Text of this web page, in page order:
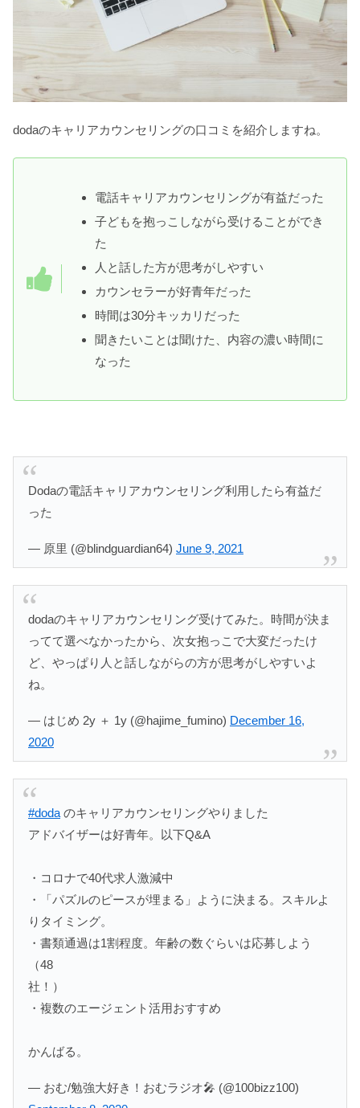
dodaのキャリアカウンセリングの口コミを紹介しますね。
電話キャリアカウンセリングが有益だった
子どもを抱っこしながら受けることができ
た
人と話した方が思考がしやすい
カウンセラーが好青年だった
時間は30分キッカリだった
聞きたいことは聞けた、内容の濃い時間に
なった
Dodaの電話キャリアカウンセリング利用したら有益だ
った
— 原里 (@blindguardian64) June 9, 2021
dodaのキャリアカウンセリング受けてみた。時間が決ま
ってて選べなかったから、次女抱っこで大変だったけ
ど、やっぱり人と話しながらの方が思考がしやすいよ
ね。
— はじめ 2y ＋ 1y (@hajime_fumino) December 16,
2020
#doda のキャリアカウンセリングやりました
アドバイザーは好青年。以下Q&A
・コロナで40代求人激減中
・「パズルのピースが埋まる」ように決まる。スキルよ
りタイミング。
・書類通過は1割程度。年齢の数ぐらいは応募しよう
（48
社！）
・複数のエージェント活用おすすめ
かんばる。
— おむ/勉強大好き！おむラジオ🎤 (@100bizz100)